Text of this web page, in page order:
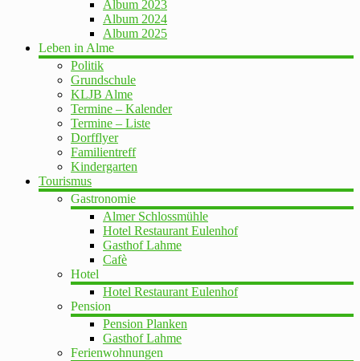
Album 2023
Album 2024
Album 2025
Leben in Alme
Politik
Grundschule
KLJB Alme
Termine – Kalender
Termine – Liste
Dorfflyer
Familientreff
Kindergarten
Tourismus
Gastronomie
Almer Schlossmühle
Hotel Restaurant Eulenhof
Gasthof Lahme
Cafè
Hotel
Hotel Restaurant Eulenhof
Pension
Pension Planken
Gasthof Lahme
Ferienwohnungen